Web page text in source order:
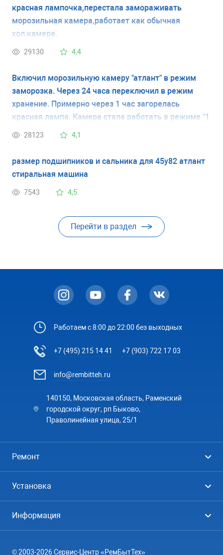
красная лампочка,перестала замораживать
морозильная камера,работает как обычная
хол.камера.
29130 4,4
Включил морозильную камеру "атлант" в режим
заморозка. Через 24 часа переключил в режим
хранение. Примерно через 1 час загорелась
красная лампа. Камера стала работать в режиме "1
минуту работает, 5 минут нет" и так постоянно, при
28123 4,1
размер подшипников и сальника для 45у82 атлант
стиральная машина
7543 4,5
Перейти в раздел
Работаем с 8:00 до 22:00 без выходных
+7 (495) 215 14 41 +7 (903) 722 17 03
info@rembitteh.ru
140150, Московская область, Раменский
городской округ, рп Быково,
Праволинейная улица, 25/1
Ремонт
Посудомоечные машины
Установка
Кондиционеры
Информация
© 2003-2026 Сервис-Центр «РемБытТех»